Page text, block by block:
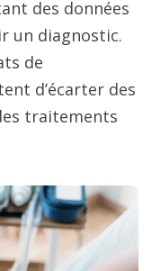
des données
un diagnostic.
de
d’écarter des
traitements